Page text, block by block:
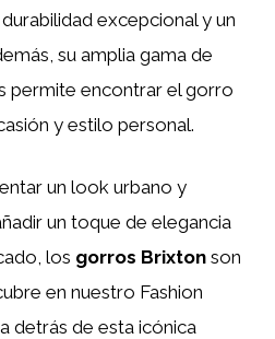
excepcional y un
su amplia gama de
permite encontrar el gorro
y estilo personal.
un look urbano y
un toque de elegancia
los gorros Brixton son
en nuestro Fashion
detrás de esta icónica